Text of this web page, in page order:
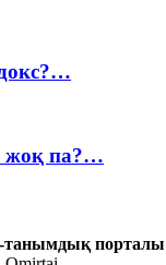
жоқ па?…
танымдық порталы